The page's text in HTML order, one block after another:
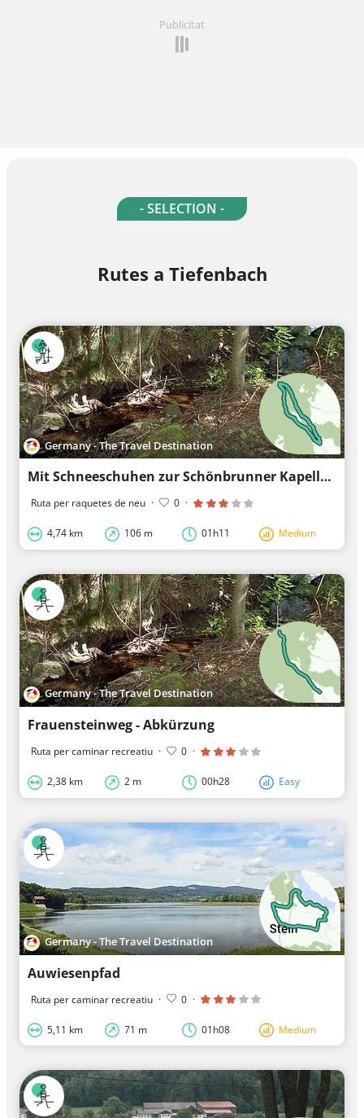
Publicitat
- SELECTION -
Rutes a Tiefenbach
Germany - The Travel Destination
Mit Schneeschuhen zur Schönbrunner Kapelle
Ruta per raquetes de neu · 0 ·
4,74 km 106 m 01h11 Medium
Germany - The Travel Destination
Frauensteinweg - Abkürzung
Ruta per caminar recreatiu · 0 ·
2,38 km 2 m 00h28 Easy
Germany - The Travel Destination
Auwiesenpfad
Ruta per caminar recreatiu · 0 ·
5,11 km 71 m 01h08 Medium